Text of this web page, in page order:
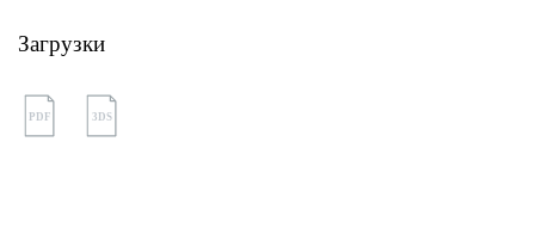
Загрузки
PDF 3DS